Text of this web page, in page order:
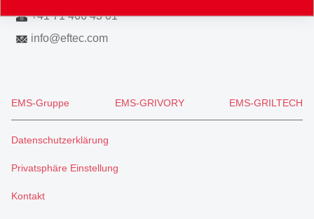
+41 71 466 43 01
info@eftec.com
EMS-Gruppe EMS-GRIVORY EMS-GRILTECH
Datenschutzerklärung
Privatsphäre Einstellung
Kontakt